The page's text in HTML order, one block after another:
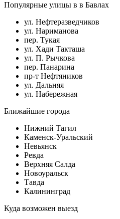
Популярные улицы в в Бавлах
ул. Нефтеразведчиков
ул. Нариманова
пер. Тукая
ул. Хади Такташа
ул. П. Рычкова
пер. Панарина
пр-т Нефтяников
ул. Дальняя
ул. Набережная
Ближайшие города
Нижний Тагил
Каменск-Уральский
Невьянск
Ревда
Верхняя Салда
Новоуральск
Тавда
Калининград
Куда возможен выезд